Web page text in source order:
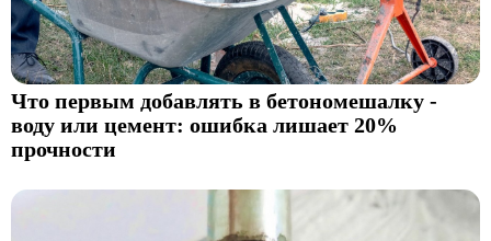
Что первым добавлять в бетономешалку -
воду или цемент: ошибка лишает 20%
прочности